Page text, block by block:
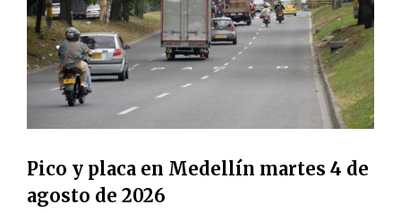
Pico y placa en Medellín martes 4 de
agosto de 2026